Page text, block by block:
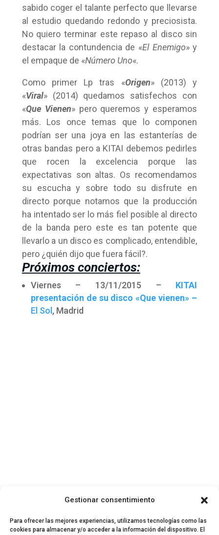
Gestionar consentimiento
Para ofrecer las mejores experiencias, utilizamos tecnologías como las
cookies para almacenar y/o acceder a la información del dispositivo. El
sabido coger el talante perfecto que llevarse
al estudio quedando redondo y preciosista.
No quiero terminar este repaso al disco sin
destacar la contundencia de «El Enemigo» y
el empaque de «Número Uno«.
Como primer Lp tras «Origen» (2013) y
«Viral» (2014) quedamos satisfechos con
«Que Vienen» pero queremos y esperamos
más. Los once temas que lo componen
podrían ser una joya en las estanterías de
otras bandas pero a KITAI debemos pedirles
que rocen la excelencia porque las
expectativas son altas. Os recomendamos
su escucha y sobre todo su disfrute en
directo porque notamos que la producción
ha intentado ser lo más fiel posible al directo
de la banda pero este es tan potente que
llevarlo a un disco es complicado, entendible,
pero ¿quién dijo que fuera fácil?.
Próximos conciertos:
Viernes – 13/11/2015 – KITAI
presentación de su disco «Que vienen» –
El Sol , Madrid